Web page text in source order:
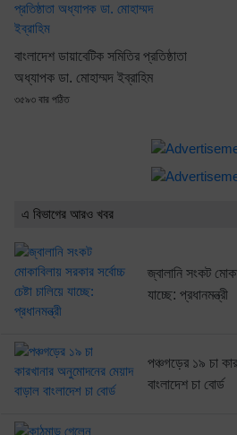
বাংলাদেশ ডায়াবেটিক সমিতির প্রতিষ্ঠাতা
অধ্যাপক ডা. মোহাম্মদ ইব্রাহিম
৩৫৯৩ বার পঠিত
এ বিভাগের আরও খবর
জ্বালানি সংকট
যাচ্ছে: প্রধানমন্ত্রী
পঞ্চগড়ের ১৯ চা
বাংলাদেশ চা বোর্ড